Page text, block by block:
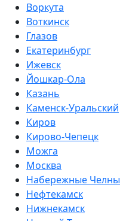
Воркута
Воткинск
Глазов
Екатеринбург
Ижевск
Йошкар-Ола
Казань
Каменск-Уральский
Киров
Кирово-Чепецк
Можга
Москва
Набережные Челны
Нефтекамск
Нижнекамск